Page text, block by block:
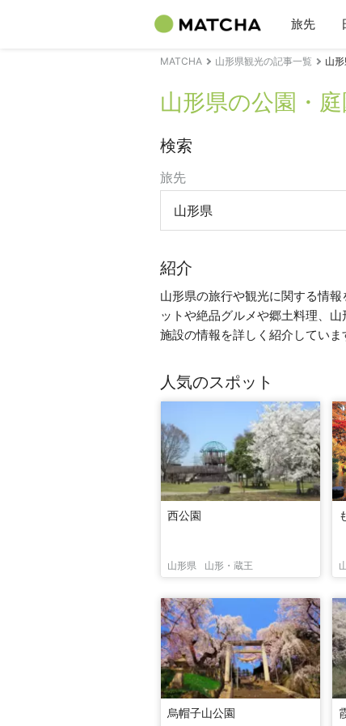
旅先
MATCHA 山形県観光の記事一覧 山
山形県の公園・庭
検索
旅先
山形県
紹介
山形県の旅行や観光に関する情
ットや絶品グルメや郷土料理、
施設の情報を詳しく紹介していま
人気のスポット
西公園
山形県 山形・蔵王
烏帽子山公園